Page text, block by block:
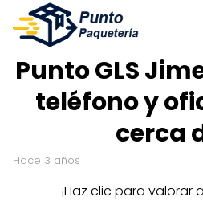
Punto GLS
teléfono y
cerca
hace 3 años
¡Haz clic para valorar